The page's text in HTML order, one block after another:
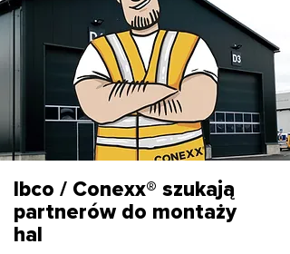
Ibco / Conexx® szukają
partnerów do montaży
hal